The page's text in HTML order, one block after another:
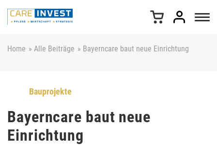
Home » Alle Beiträge » Bayerncare baut neue Einrichtung
Bauprojekte
Bayerncare baut neue
Einrichtung